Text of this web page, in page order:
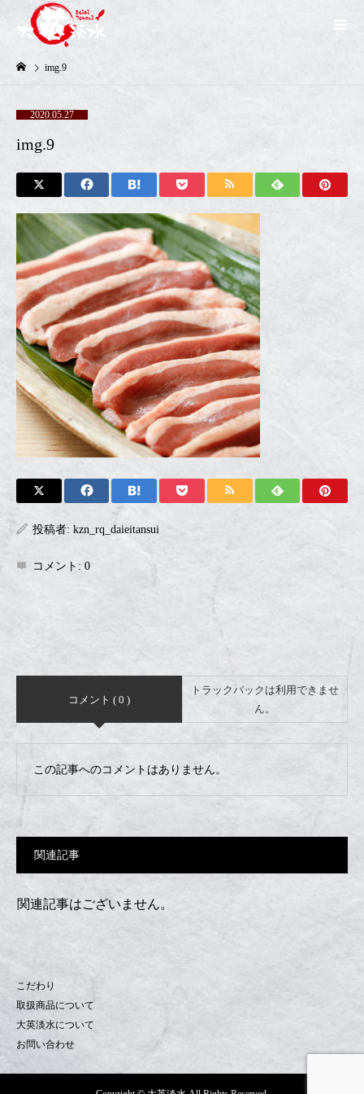
img.9
2020.05.27
img.9
投稿者: kzn_rq_daieitansui
コメント: 0
コメント ( 0 )
トラックバックは利用できませ
ん。
この記事へのコメントはありません。
関連記事
関連記事はございません。
こだわり
取扱商品について
大英淡水について
お問い合わせ